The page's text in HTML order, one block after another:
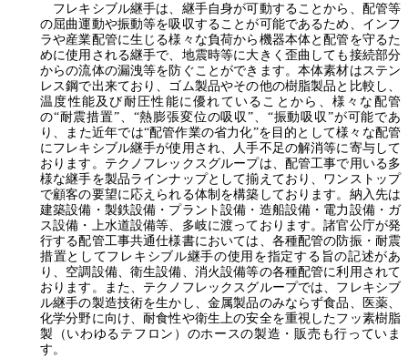
フレキシブル継手は、継手自身が可動することから、配管等
の屈曲運動や振動等を吸収することが可能であるため、インフ
ラや産業配管に生じる様々な負荷から機器本体と配管を守るた
めに使用される継手で、地震時等に大きく歪曲しても接続部分
からの流体の漏洩等を防ぐことができます。本体素材はステン
レス鋼で出来ており、ゴム製品やその他の樹脂製品と比較し、
温度性能及び耐圧性能に優れていることから、様々な配管
の“耐震措置”、“熱膨張変位の吸収”、“振動吸収”が可能であ
り、また近年では“配管作業の省力化”を目的として様々な配管
にフレキシブル継手が使用され、人手不足の解消等に寄与して
おります。テクノフレックスグループは、配管工事で用いる多
様な継手を製品ラインナップとして揃えており、ワンストップ
で顧客の要望に応えられる体制を構築しております。納入先は
建築設備・製鉄設備・プラント設備・造船設備・電力設備・ガ
ス設備・上水道設備等、多岐に渡っております。諸官公庁が発
行する配管工事共通仕様書においては、各種配管の防振・耐震
措置としてフレキシブル継手の使用を指定する旨の記述があ
り、空調設備、衛生設備、消火設備等の各種配管に利用されて
おります。また、テクノフレックスグループでは、フレキシブ
ル継手の製造技術を生かし、金属製品のみならず食品、医薬、
化学分野に向け、耐食性や衛生上の安全を重視したフッ素樹脂
製（いわゆるテフロン）のホースの製造・販売も行っていま
す。